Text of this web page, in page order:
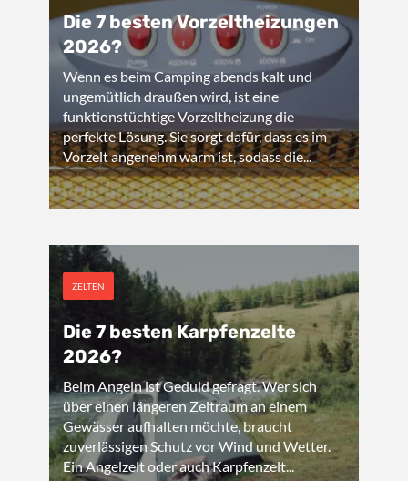
Die 7 besten Vorzeltheizungen
2026?
Wenn es beim Camping abends kalt und
ungemütlich draußen wird, ist eine
funktionstüchtige Vorzeltheizung die
perfekte Lösung. Sie sorgt dafür, dass es im
Vorzelt angenehm warm ist, sodass die...
ZELTEN
Die 7 besten Karpfenzelte
2026?
Beim Angeln ist Geduld gefragt. Wer sich
über einen längeren Zeitraum an einem
Gewässer aufhalten möchte, braucht
zuverlässigen Schutz vor Wind und Wetter.
Ein Angelzelt oder auch Karpfenzelt...